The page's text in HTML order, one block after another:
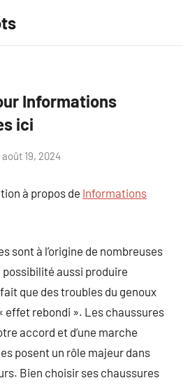
Informations
ici
août 19, 2024
à propos de Informations
sont à l’origine de nombreuses
aussi produire
que des troubles du genoux
effet rebondi ». Les chaussures
accord et d’une marche
posent un rôle majeur dans
Bien choisir ses chaussures